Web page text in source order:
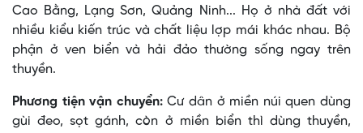
Cao Bằng, Lạng Sơn, Quảng Ninh... Họ ở nhà đất với
nhiều kiểu kiến trúc và chất liệu lợp mái khác nhau. Bộ
phận ở ven biển và hải đảo thường sống ngay trên
thuyền.
Phương tiện vận chuyển:Cư dân ở miền núi quen dùng
gùi đeo, sọt gánh, còn ở miền biển thì dùng thuyền,